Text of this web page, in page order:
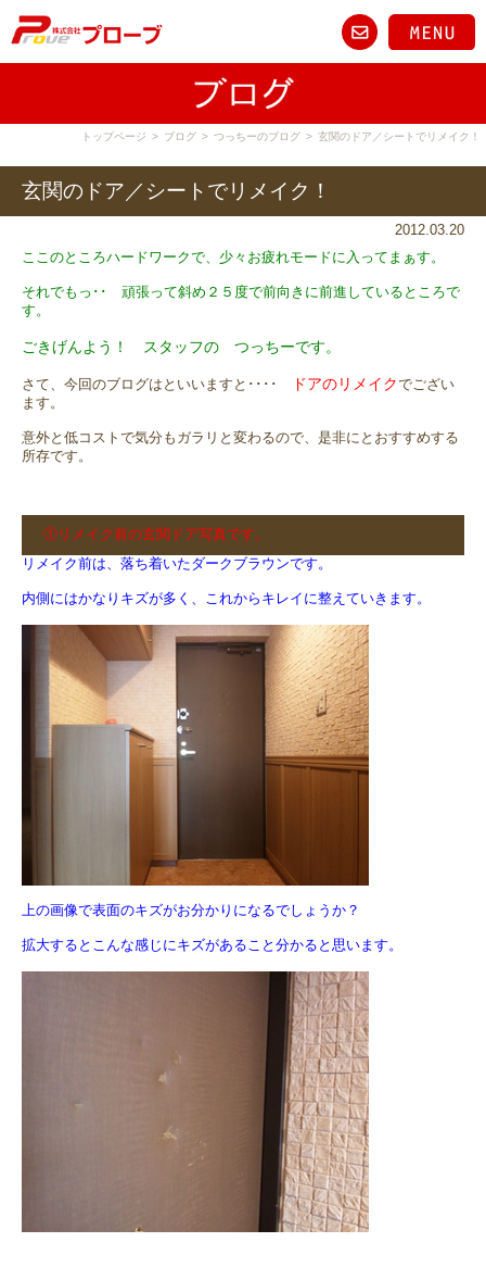
トップページ > ブログ > つっちーのブログ > 玄関のドア／シートでリメイク！
玄関のドア／シートでリメイク！
ここのところハードワークで、少々お疲れモードに入ってまぁす。
それでもっ･･ 頑張って斜め２５度で前向きに前進しているところで
す。
ごきげんよう！ スタッフの つっちーです。
さて、今回のブログはといいますと････ ドアのリメイクでござい
ます。
意外と低コストで気分もガラリと変わるので、是非にとおすすめする
所存です。
①リメイク前の玄関ドア写真です。
リメイク前は、落ち着いたダークブラウンです。
内側にはかなりキズが多く、これからキレイに整えていきます。
上の画像で表面のキズがお分かりになるでしょうか？
拡大するとこんな感じにキズがあること分かると思います。
2012.03.20